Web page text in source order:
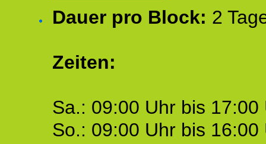
Dauer pro Block: 2
Zeiten:
Sa.: 09:00 Uhr bis 17:00
So.: 09:00 Uhr bis 16:00